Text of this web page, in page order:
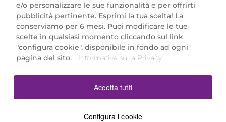
Marionnaud Parfumeries Italia S.r.l.
Largo Fiera Milano 5, 20017 Rho (MI)
REA Milano 1650024 con P.IVA 13425220152.
SCARICA LA NOSTRA APP
e/o personalizzare le sue funzionalità e per offrirti
pubblicità pertinente. Esprimi la tua scelta! La
conserviamo per 6 mesi. Puoi modificare le tue
scelte in qualsiasi momento cliccando sul link
"configura cookie", disponibile in fondo ad ogni
pagina del sito.
Informativa sulla Privacy
Configura i cookie
Accetta tutti